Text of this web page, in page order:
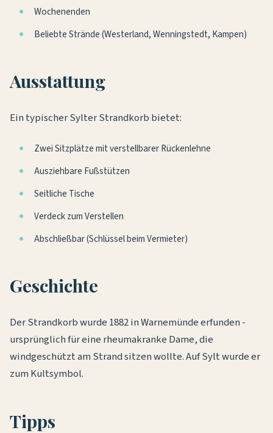
Wochenenden
Beliebte Strände (Westerland, Wenningstedt, Kampen)
Ausstattung
Ein typischer Sylter Strandkorb bietet:
Zwei Sitzplätze mit verstellbarer Rückenlehne
Ausziehbare Fußstützen
Seitliche Tische
Verdeck zum Verstellen
Abschließbar (Schlüssel beim Vermieter)
Geschichte
Der Strandkorb wurde 1882 in Warnemünde erfunden -
ursprünglich für eine rheumakranke Dame, die
windgeschützt am Strand sitzen wollte. Auf Sylt wurde er
zum Kultsymbol.
Tipps